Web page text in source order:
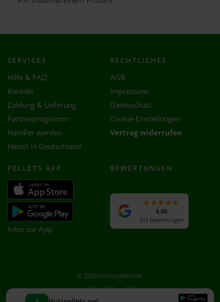
SERVICES
Hilfe & FAQ
Kontakt
Zahlung & Lieferung
Partnerprogramm
Händler werden
Heizöl in Deutschland
RECHTLICHES
AGB
Impressum
Datenschutz
Cookie-Einstellungen
Vertrag widerrufen
PELLETS APP
Infos zur App
BEWERTUNGEN
4,90
315 Bewertungen
© 2026 Holzpellets.net
Facebook